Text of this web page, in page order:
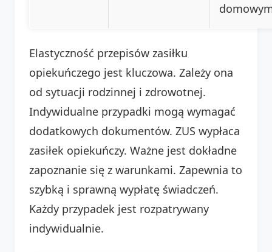
Elastyczność przepisów zasiłku
opiekuńczego jest kluczowa. Zależy ona
od sytuacji rodzinnej i zdrowotnej.
Indywidualne przypadki mogą wymagać
dodatkowych dokumentów. ZUS wypłaca
zasiłek opiekuńczy. Ważne jest dokładne
zapoznanie się z warunkami. Zapewnia to
szybką i sprawną wypłatę świadczeń.
Każdy przypadek jest rozpatrywany
indywidualnie.